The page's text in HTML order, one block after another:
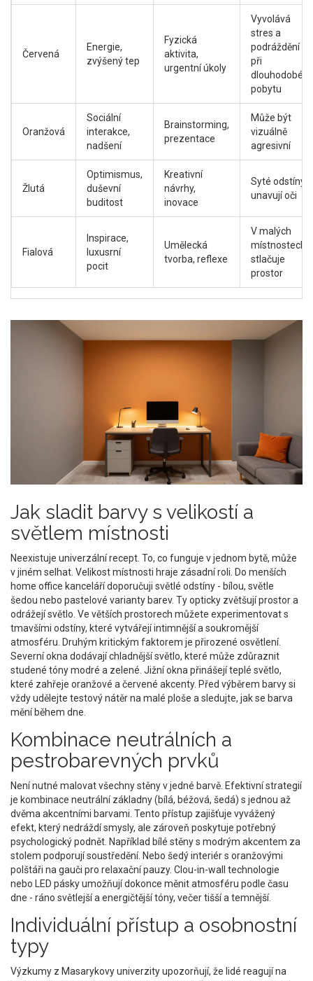
Červená
Energie,
zvýšený tep
Fyzická
aktivita,
urgentní úkoly
Vyvolává
stres a
podráždění
při
dlouhodobém
pobytu
Oranžová
Sociální
interakce,
nadšení
Brainstorming,
prezentace
Může být
vizuálně
agresivní
Žlutá
Optimismus,
duševní
buditost
Kreativní
návrhy,
inovace
Syté odstíny
unavují oči
Fialová
Inspirace,
luxusrní
pocit
Umělecká
tvorba, reflexe
V malých
místnostech
stlačuje
prostor
Jak sladit barvy s velikostí a
světlem místnosti
Neexistuje univerzální recept. To, co funguje v jednom bytě, může
v jiném selhat. Velikost místnosti hraje zásadní roli. Do menších
home office kanceláří doporučuji světlé odstíny - bílou, světle
šedou nebo pastelové varianty barev. Ty opticky zvětšují prostor a
odrážejí světlo. Ve větších prostorech můžete experimentovat s
tmavšími odstíny, které vytvářejí intimnější a soukromější
atmosféru. Druhým kritickým faktorem je přirozené osvětlení.
Severní okna dodávají chladnější světlo, které může zdůraznit
studené tóny modré a zelené. Jižní okna přinášejí teplé světlo,
které zahřeje oranžové a červené akcenty. Před výběrem barvy si
vždy udělejte testový nátěr na malé ploše a sledujte, jak se barva
mění během dne.
Kombinace neutrálních a
pestrobarevných prvků
Není nutné malovat všechny stěny v jedné barvě. Efektivní strategií
je kombinace neutrální základny (bílá, béžová, šedá) s jednou až
dvěma akcentními barvami. Tento přístup zajišťuje vyvážený
efekt, který nedráždí smysly, ale zároveň poskytuje potřebný
psychologický podnět. Například bílé stěny s modrým akcentem za
stolem podporují soustředění. Nebo šedý interiér s oranžovými
polštáři na gauči pro relaxační pauzy. Clou-in-wall technologie
nebo LED pásky umožňují dokonce měnit atmosféru podle času
dne - ráno světlejší a energičtější tóny, večer tišší a temnější.
Individuální přístup a osobnostní
typy
Výzkumy z Masarykovy univerzity upozorňují, že lidé reagují na